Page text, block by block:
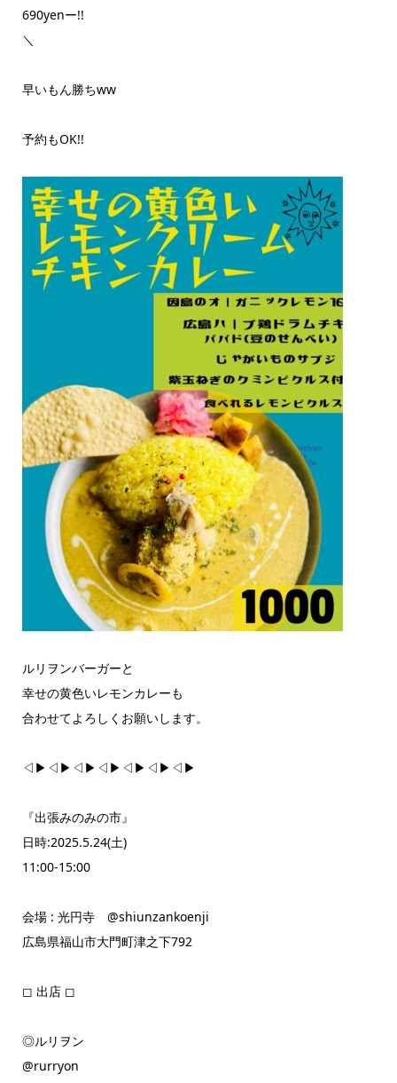
690yenー!!
＼
早いもん勝ちww
予約もOK!!
ルリヲンバーガーと
幸せの黄色いレモンカレーも
合わせてよろしくお願いします。
◁▶◁▶◁▶◁▶◁▶◁▶◁▶
『出張みのみの市』
日時:2025.5.24(土)
11:00-15:00
会場 : 光円寺 @shiunzankoenji
広島県福山市大門町津之下792
◻︎ 出店 ◻︎
◎ルリヲン
@rurryon